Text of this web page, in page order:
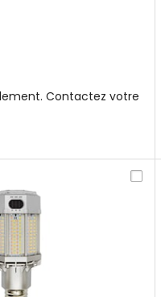
Contactez votre